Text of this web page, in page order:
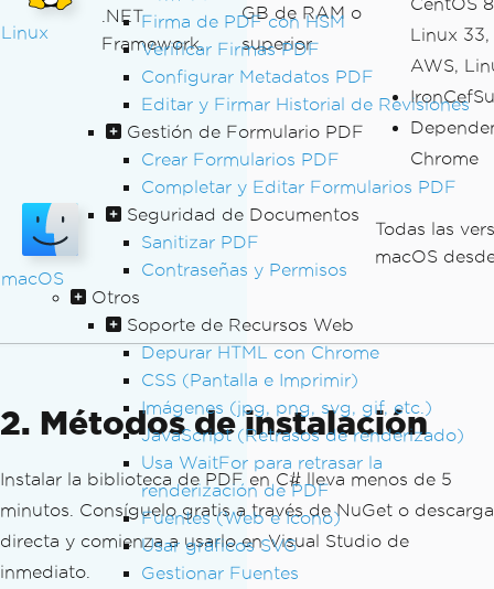
Firma de PDF con HSM
Verificar Firmas PDF
Configurar Metadatos PDF
Editar y Firmar Historial de Revisiones
Gestión de Formulario PDF
Crear Formularios PDF
Completar y Editar Formularios PDF
Seguridad de Documentos
Sanitizar PDF
Contraseñas y Permisos
Otros
Soporte de Recursos Web
Depurar HTML con Chrome
CSS (Pantalla e Imprimir)
Imágenes (jpg, png, svg, gif, etc.)
JavaScript (Retrasos de renderizado)
Usa WaitFor para retrasar la
renderización de PDF
Fuentes (Web e Icono)
Usar gráficos SVG
Gestionar Fuentes
.NET
Framework.
GB de RAM o
superior
Linux
CentOS
Linux
AWS,
Chrome
macOS
Todas las
macOS
2. Métodos de instalación
Instalar la biblioteca de PDF en C# lleva menos de 5
minutos. Consíguelo gratis a través de NuGet o descarga
directa y comienza a usarlo en Visual Studio de
inmediato.